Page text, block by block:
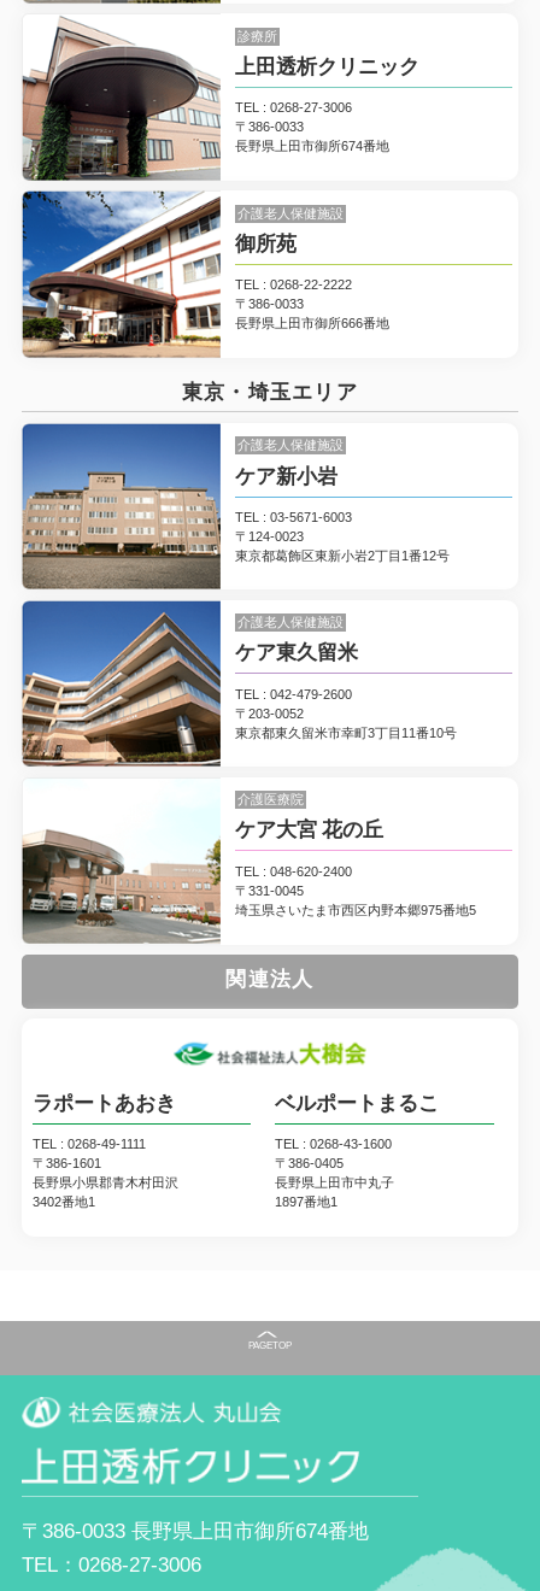
2025.3.14
患者さんから絵はがきをご覧ください
2024.12.5
「たんぽぽだよりNo.34」をアップしました
2024.9.18
｢たんぽぽだよりNo.33｣をアップしました
2024.6.18
美ヶ原高原 白樺平のレンゲツツジ
2024.4.26
2024.2.19
「たんぽぽだよりNo.32」をアップしました。
国営アルプスあずみの公園のイルミネーション
2023.10.23
上田透析クリニックのとある場所
医療法人丸山会職員募集中！
2023.7.26
千曲市智識寺のあじさい
2023.7.10
「たんぽぽだよりNo.31」をアップしました
2023.4.10
師長が大学院を卒業しました
2023.3.22
診療所
上田透析クリニック
TEL : 0268-27-3006
〒386-0033
長野県上田市御所674番地
介護老人保健施設
御所苑
TEL : 0268-22-2222
〒386-0033
長野県上田市御所666番地
東京・埼玉エリア
介護老人保健施設
ケア新小岩
TEL : 03-5671-6003
〒124-0023
東京都葛飾区東新小岩2丁目1番12号
介護老人保健施設
ケア東久留米
TEL : 042-479-2600
〒203-0052
東京都東久留米市幸町3丁目11番10号
介護医療院
ケア大宮 花の丘
TEL : 048-620-2400
〒331-0045
埼玉県さいたま市西区内野本郷975番地5
関連法人
ラポートあおき
TEL : 0268-49-1111
〒386-1601
長野県小県郡青木村田沢
3402番地1
ベルポートまるこ
TEL : 0268-43-1600
〒386-0405
長野県上田市中丸子
1897番地1
PAGETOP
〒386-0033 長野県上田市御所674番地
TEL：0268-27-3006